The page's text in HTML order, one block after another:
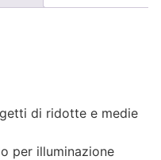
di ridotte e medie
per illuminazione